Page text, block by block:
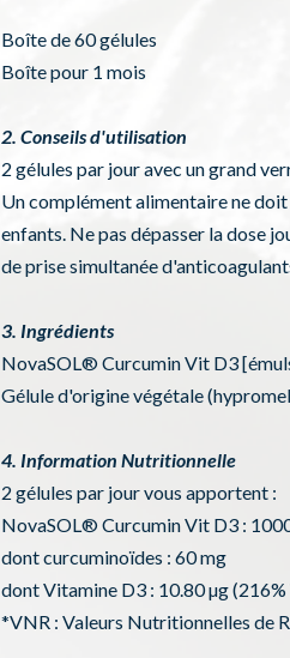
Boîte de 60 gélules
Boîte pour 1 mois
2. Conseils d'utilisation
2 gélules par jour avec un grand
Un complément alimentaire ne
enfants. Ne pas dépasser la dose
de prise simultanée
3. Ingrédients
NovaSOL® Curcumin Vit D3
Gélule d'origine végétale
4. Information Nutritionnelle
2 gélules par jour vous apportent :
NovaSOL® Curcumin Vit D3 :
dont curcuminoïdes : 60 mg
dont Vitamine D3 : 10.80 µg
*VNR : Valeurs Nutritionnelles de